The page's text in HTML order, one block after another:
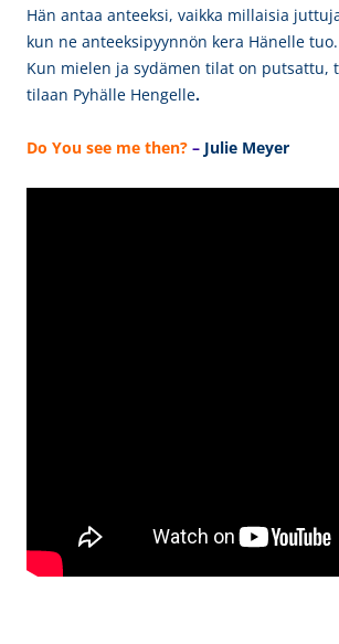
Hän antaa anteeksi, vaikka millaisia
kun ne anteeksipyynnön kera Hänelle tuo.
Kun mielen ja sydämen tilat on putsattu,
tilaan Pyhälle Hengelle.
Do You see me then? – Julie Meyer